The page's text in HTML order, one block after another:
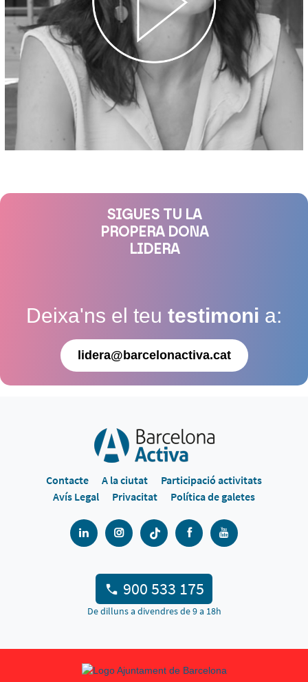
SIGUES TU LA
PROPERA DONA
LIDERA
Deixa'ns el teu testimoni a:
lidera@barcelonactiva.cat
Contacte A la ciutat
Participació activitats
Avís Legal
Privacitat Política de galetes
900 533 175
De dilluns a divendres de 9 a 18h